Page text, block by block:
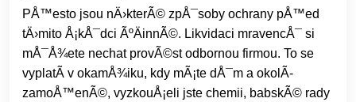
PÅ™esto jsou nÄ›kterÃ© zpÅ¯soby ochrany pÅ™ed
tÄ›mito Å¡kÅ¯dci ÃºÄinnÃ©. Likvidaci mravencÅ¯ si
mÅ¯Å¾ete nechat provÃ©st odbornou firmou. To se
vyplatÃ­ v okamÅ¾iku, kdy mÃ¡te dÅ¯m a okolÃ­
zamoÅ™enÃ©, vyzkouÅ¡eli jste chemii, babskÃ© rady